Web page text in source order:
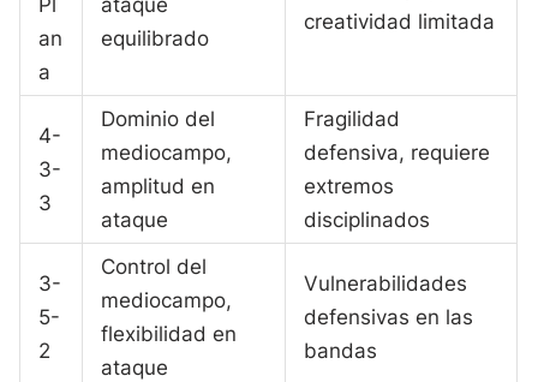
Pl
an
a
ataque
equilibrado
creatividad limitada
4-
3-
3
Dominio del
mediocampo,
amplitud en
ataque
Fragilidad
defensiva, requiere
extremos
disciplinados
3-
5-
2
Control del
mediocampo,
flexibilidad en
ataque
Vulnerabilidades
defensivas en las
bandas